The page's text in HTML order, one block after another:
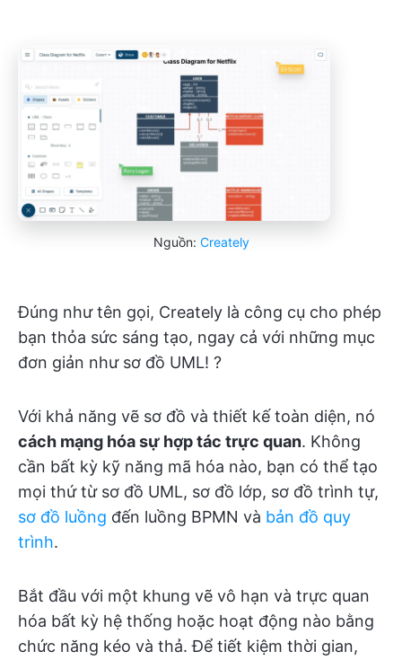
Nguồn: Creately
Đúng như tên gọi, Creately là công cụ cho phép
bạn thỏa sức sáng tạo, ngay cả với những mục
đơn giản như sơ đồ UML! ?
Với khả năng vẽ sơ đồ và thiết kế toàn diện, nó
cách mạng hóa sự hợp tác trực quan. Không
cần bất kỳ kỹ năng mã hóa nào, bạn có thể tạo
mọi thứ từ sơ đồ UML, sơ đồ lớp, sơ đồ trình tự,
sơ đồ luồng đến luồng BPMN và bản đồ quy
trình.
Bắt đầu với một khung vẽ vô hạn và trực quan
hóa bất kỳ hệ thống hoặc hoạt động nào bằng
chức năng kéo và thả. Để tiết kiệm thời gian,